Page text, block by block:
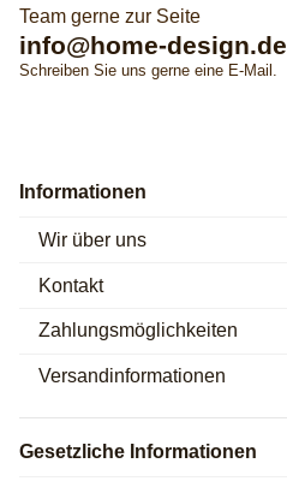
Team gerne zur Seite
info@home-design.de
Schreiben Sie uns gerne eine E-Mail.
Informationen
Wir über uns
Kontakt
Zahlungsmöglichkeiten
Versandinformationen
Gesetzliche Informationen